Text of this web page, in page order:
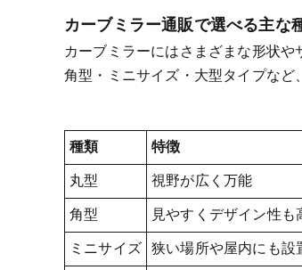
カーブミラー通販で選べる主な
カーブミラーにはさまざまな形状
角型・ミニサイズ・大型タイプなど
種類 特徴
丸型
視野が広く万能
角型
見やすくデザイン性も
ミニサイズ 狭い場所や屋内にも設